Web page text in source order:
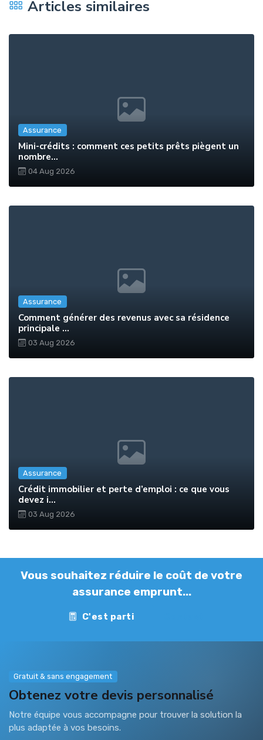
Articles similaires
Assurance
Mini-crédits : comment ces petits prêts piègent un
nombre...
04 Aug 2026
Assurance
Comment générer des revenus avec sa résidence
principale ...
03 Aug 2026
Assurance
Crédit immobilier et perte d’emploi : ce que vous
devez i...
03 Aug 2026
Vous souhaitez réduire le coût de votre
assurance emprunt...
C'est parti
Gratuit & sans engagement
Obtenez votre devis personnalisé
Notre équipe vous accompagne pour trouver la solution la
plus adaptée à vos besoins.